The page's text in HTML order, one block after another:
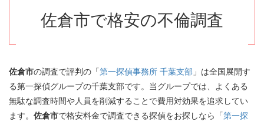
佐倉市で格安の不倫調査
佐倉市の調査で評判の「第一探偵事務所 千葉支部 」は全国展開す
る第一探偵グループの千葉支部です。当グループでは、よくある
無駄な調査時間や人員を削減することで費用対効果を追求してい
ます。 佐倉市で格安料金で調査できる探偵をお探しなら「第一探